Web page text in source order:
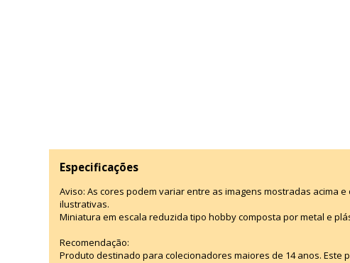
Especificações
Aviso: As cores podem variar entre as imagens mostradas acima
ilustrativas.
Miniatura em escala reduzida tipo hobby composta por metal e
Recomendação:
Produto destinado para colecionadores maiores de 14 anos. Este